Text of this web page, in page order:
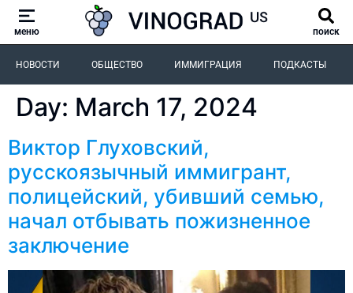
меню поиск
НОВОСТИ ОБЩЕСТВО ИММИГРАЦИЯ ПОДКАСТЫ
Day: March 17, 2024
Виктор Глуховский,
русскоязычный иммигрант,
полицейский, убивший семью,
начал отбывать пожизненное
заключение